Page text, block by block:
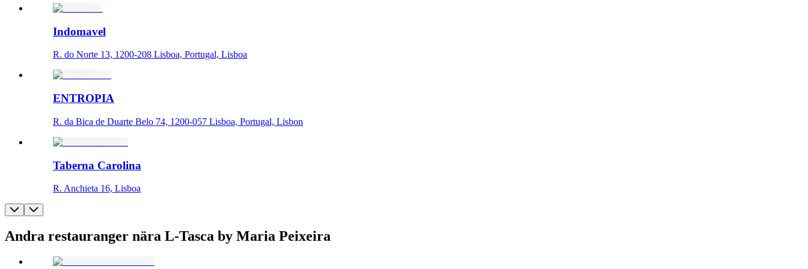
Indomavel
R. do Norte 13, 1200-208 Lisboa, Portugal, Lisboa
ENTROPIA
R. da Bica de Duarte Belo 74, 1200-057 Lisboa, Portugal, Lisbon
Taberna Carolina
R. Anchieta 16, Lisboa
Andra restauranger nära L-Tasca by Maria Peixeira